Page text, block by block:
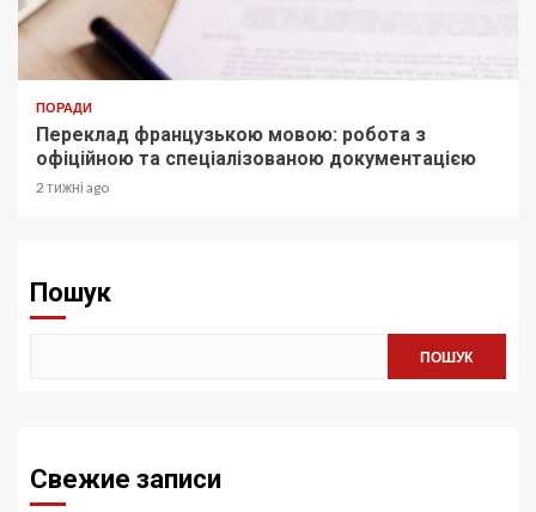
ПОРАДИ
Переклад французькою мовою: робота з
офіційною та спеціалізованою документацією
2 тижні ago
Пошук
ПОШУК
Свежие записи